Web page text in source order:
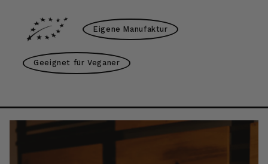
Eigene Manufaktur
Geeignet für Veganer